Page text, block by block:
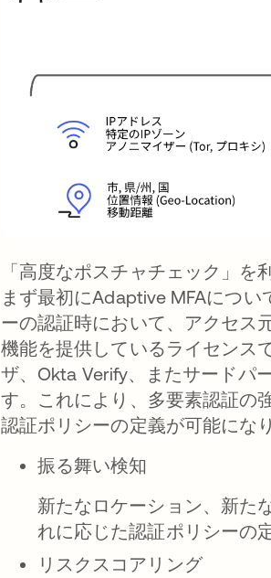
「高度なポスチャチェック」を
まず最初にAdaptive MFAにつ
ーの認証時において、アクセス
機能を提供しているライセンス
ザ、Okta Verify、またサードパ
す。これにより、多要素認証の
認証ポリシーの定義が可能にな
振る舞い検知
新たなロケーション、新た
れに応じた認証ポリシーの
リスクスコアリング